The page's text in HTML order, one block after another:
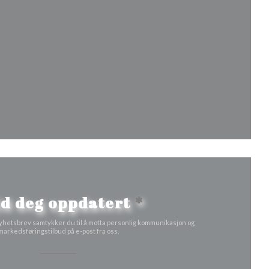
vindu))
deg oppdatert *
samtykker du til å motta personlig kommunikasjon og
på e-post fra oss.